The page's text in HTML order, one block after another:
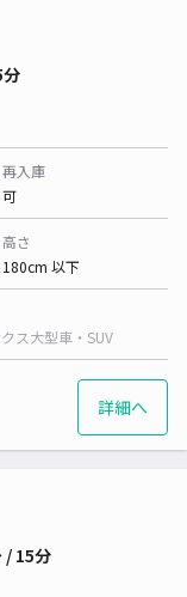
再入庫
可
高さ
180cm 以下
ス大型車・SUV
詳細へ
/ 15分